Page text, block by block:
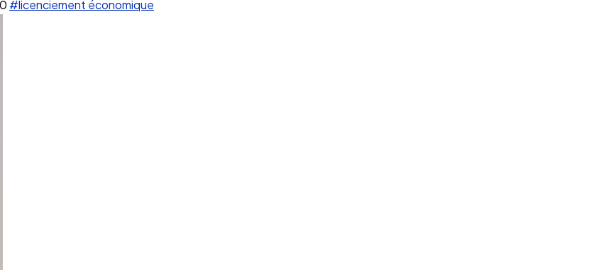
#licenciement économique